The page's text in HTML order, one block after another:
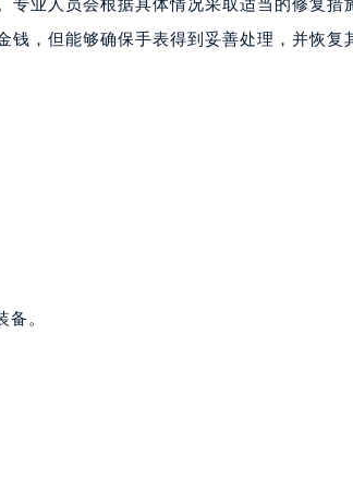
专业人员会根据具体情况采取适当的修复措
钱，但能够确保手表得到妥善处理，并恢复
。